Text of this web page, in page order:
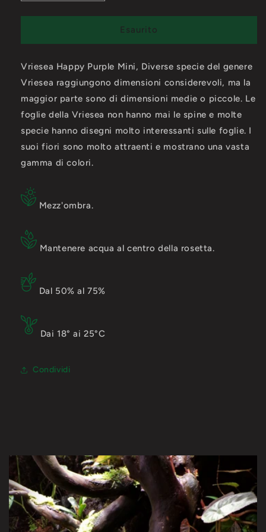
quantità
per
Happy
Mini
quantità
per
Vriesea
Happy
Mini
Esaurito
Vriesea Happy Purple Mini, Diverse specie del genere
Vriesea raggiungono dimensioni considerevoli, ma la
maggior parte sono di dimensioni medie o piccole. Le
foglie della Vriesea non hanno mai le spine e molte
specie hanno disegni molto interessanti sulle foglie. I
suoi fiori sono molto attraenti e mostrano una vasta
gamma di colori.
Mezz'ombra.
Mantenere acqua al centro della rosetta.
Dal 50% al 75%
Dai 18° ai 25°C
Condividi